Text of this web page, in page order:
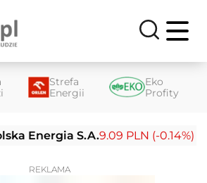
Strefa
Energii
Eko
Profity
Energia S.A.9.09 PLN (-0.14%)
REKLAMA